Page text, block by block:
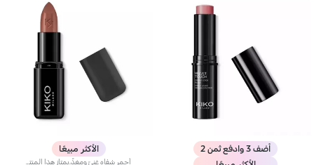
أضف 3 وادفع ثمن 2
الأكثر مبيعًا